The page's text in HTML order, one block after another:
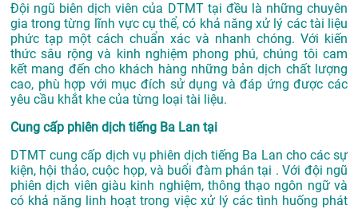
Đội ngũ biên dịch viên của DTMT tại đều là những chuyên
gia trong từng lĩnh vực cụ thể, có khả năng xử lý các tài liệu
phức tạp một cách chuẩn xác và nhanh chóng. Với kiến
thức sâu rộng và kinh nghiệm phong phú, chúng tôi cam
kết mang đến cho khách hàng những bản dịch chất lượng
cao, phù hợp với mục đích sử dụng và đáp ứng được các
yêu cầu khắt khe của từng loại tài liệu.
Cung cấp phiên dịch tiếng Ba Lan tại
DTMT cung cấp dịch vụ phiên dịch tiếng Ba Lan cho các sự
kiện, hội thảo, cuộc họp, và buổi đàm phán tại . Với đội ngũ
phiên dịch viên giàu kinh nghiệm, thông thạo ngôn ngữ và
có khả năng linh hoạt trong việc xử lý các tình huống phát